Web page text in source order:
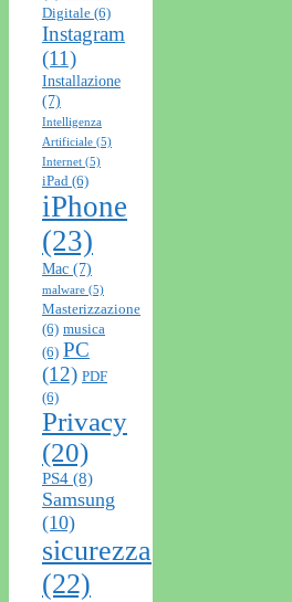
Digitale (6)
Instagram
(11)
Installazione
(7)
Intelligenza
Artificiale (5)
Internet (5)
iPad (6)
iPhone
(23)
Mac (7)
malware (5)
Masterizzazione
(6) musica
(6) PC
(12) PDF
(6)
Privacy
(20)
PS4 (8)
Samsung
(10)
sicurezza
(22)